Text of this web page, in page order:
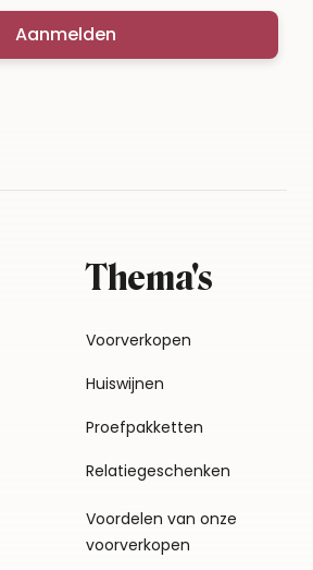
Aanmelden
Thema's
Voorverkopen
Huiswijnen
Proefpakketten
Relatiegeschenken
Voordelen van onze
voorverkopen